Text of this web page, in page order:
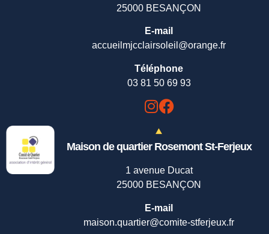
25000 BESANÇON
E-mail
accueilmjcclairsoleil@orange.fr
Téléphone
03 81 50 69 93
Maison de quartier Rosemont St-Ferjeux
1 avenue Ducat
25000 BESANÇON
E-mail
maison.quartier@comite-stferjeux.fr